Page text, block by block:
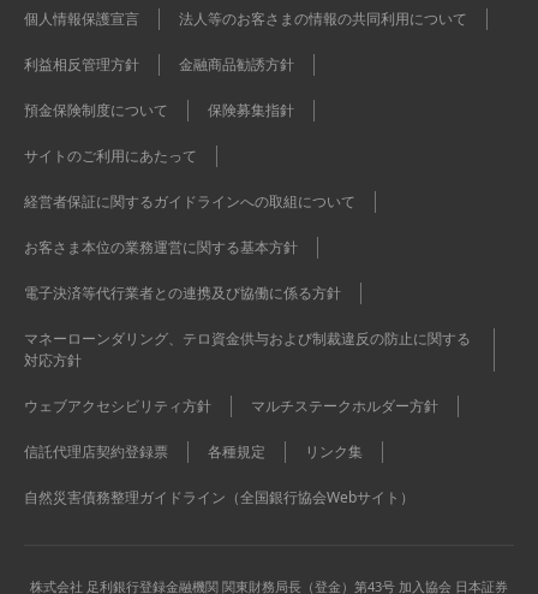
個人情報保護宣言 法人等のお客さまの情報の共同利用について
利益相反管理方針 金融商品勧誘方針
預金保険制度について 保険募集指針
サイトのご利用にあたって
経営者保証に関するガイドラインへの取組について
お客さま本位の業務運営に関する基本方針
電子決済等代行業者との連携及び協働に係る方針
マネーローンダリング、テロ資金供与および制裁違反の防止に関する
対応方針
ウェブアクセシビリティ方針 マルチステークホルダー方針
信託代理店契約登録票 各種規定 リンク集
自然災害債務整理ガイドライン（全国銀行協会Webサイト）
株式会社 足利銀行登録金融機関 関東財務局長（登金）第43号 加入協会 日本証券